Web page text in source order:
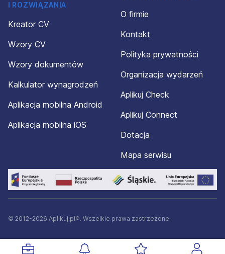
I ROZWIĄZANIA
Kreator CV
Wzory CV
Wzory dokumentów
Kalkulator wynagrodzeń
Aplikacja mobilna Android
Aplikacja mobilna iOS
O firmie
Kontakt
Polityka prywatności
Organizacja wydarzeń
Aplikuj Check
Aplikuj Connect
Dotacja
Mapa serwisu
© 2012-2026 Aplikuj.pl®. Wszelkie prawa zastrzeżone.